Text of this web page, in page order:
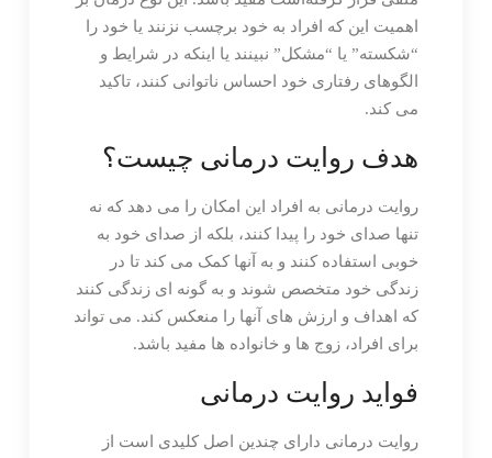
اهمیت این که افراد به خود برچسب نزنند یا خود را
“شکسته” یا “مشکل” نبینند یا اینکه در شرایط و
الگوهای رفتاری خود احساس ناتوانی کنند، تاکید
می کند.
هدف روایت درمانی چیست؟
روایت درمانی به افراد این امکان را می دهد که نه
تنها صدای خود را پیدا کنند، بلکه از صدای خود به
خوبی استفاده کنند و به آنها کمک می کند تا در
زندگی خود متخصص شوند و به گونه ای زندگی کنند
که اهداف و ارزش های آنها را منعکس کند. می تواند
برای افراد، زوج ها و خانواده ها مفید باشد.
فواید روایت درمانی
روایت درمانی دارای چندین اصل کلیدی است از